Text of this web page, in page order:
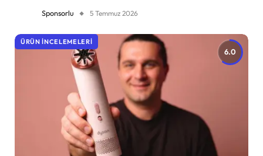
Sponsorlu 5 Temmuz 2026
6.0
ÜRÜN İNCELEMELERI